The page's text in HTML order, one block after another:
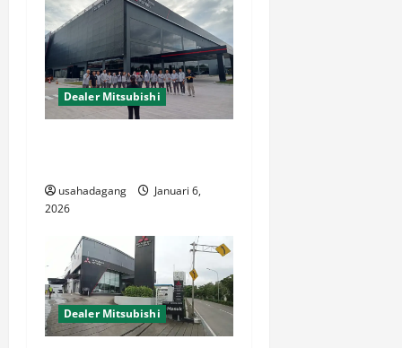
i
g
a
t
o
Dealer Mitsubishi
usahadagang
Januari 6,
2026
Dealer Mitsubishi